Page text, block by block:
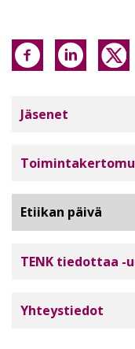
Jäsenet
Etiikan päivä
TENK tiedottaa -
Yhteystiedot